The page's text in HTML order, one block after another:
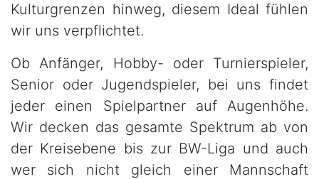
Kulturgrenzen hinweg, diesem Ideal fühlen
wir uns verpflichtet.
Ob Anfänger, Hobby- oder Turnierspieler,
Senior oder Jugendspieler, bei uns findet
jeder einen Spielpartner auf Augenhöhe.
Wir decken das gesamte Spektrum ab von
der Kreisebene bis zur BW-Liga und auch
wer sich nicht gleich einer Mannschaft